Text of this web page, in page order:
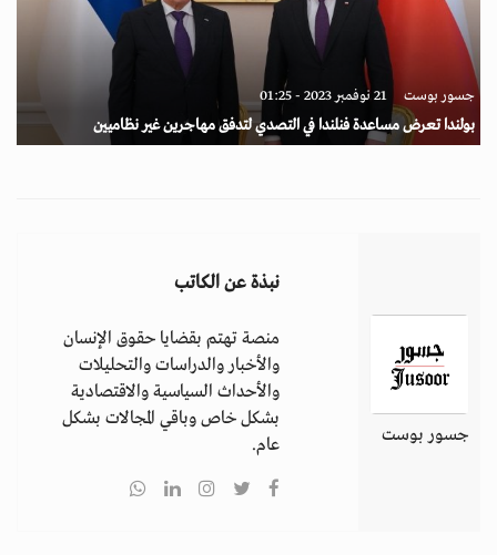
جسور بوست 21 نوفمبر 2023 - 01:25
بولندا تعرض مساعدة فنلندا في التصدي لتدفق مهاجرين غير نظاميين
جسور بوست
نبذة عن الكاتب
منصة تهتم بقضايا حقوق الإنسان
والأخبار والدراسات والتحليلات
والأحداث السياسية والاقتصادية
بشكل خاص وباقي المجالات بشكل
عام.